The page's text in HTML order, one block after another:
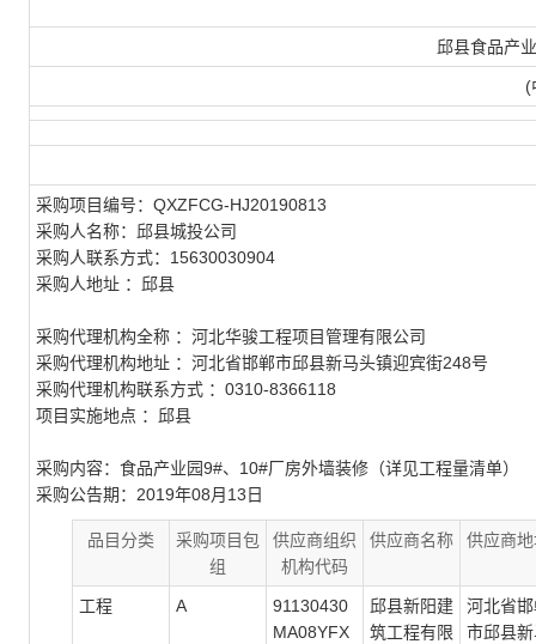
邱县食品产
(
采购项目编号： QXZFCG-HJ20190813
采购人名称： 邱县城投公司
采购人联系方式： 15630030904
采购人地址 ： 邱县
采购代理机构全称 ： 河北华骏工程项目管理有限公司
采购代理机构地址 ： 河北省邯郸市邱县新马头镇迎宾街248号
采购代理机构联系方式 ： 0310-8366118
项目实施地点 ： 邱县
采购内容： 食品产业园9#、10#厂房外墙装修（详见工程量清单）
采购公告期： 2019年08月13日
品目分类
采购项目包
组
供应商组织
机构代码
供应商名称 供应商
工程 A
91130430
MA08YFX
邱县新阳建
筑工程有限
河北省
市邱县